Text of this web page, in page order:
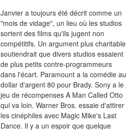
Janvier a toujours été décrit comme un
"mois de vidage", un lieu où les studios
sortent des films qu'ils jugent non
compétitifs. Un argument plus charitable
soutiendrait que divers studios essaient
de plus petits contre-programmeurs
dans l'écart. Paramount a la comédie au
dollar d'argent 80 pour Brady. Sony a le
jeu de récompenses A Man Called Otto
qui va loin. Warner Bros. essaie d'attirer
les cinéphiles avec Magic Mike's Last
Dance. Il y a un espoir que quelque